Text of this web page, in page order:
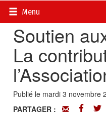
Menu
Accueil>
Soutien
La
Publié le mardi 3 novembre
PARTAGER :